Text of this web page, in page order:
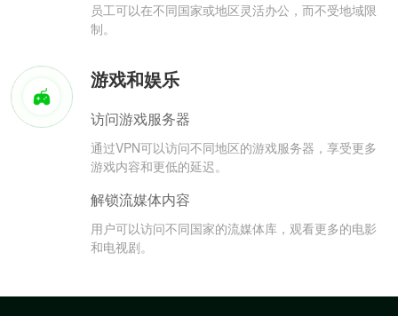
员工可以在不同国家或地区灵活办公，而不受地域限
制。
游戏和娱乐
访问游戏服务器
通过VPN可以访问不同地区的游戏服务器，享受更多
游戏内容和更低的延迟。
解锁流媒体内容
用户可以访问不同国家的流媒体库，观看更多的电影
和电视剧。